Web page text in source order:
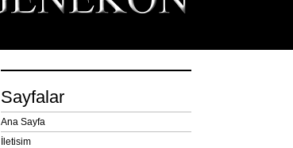
Sayfalar
Ana Sayfa
İletisim